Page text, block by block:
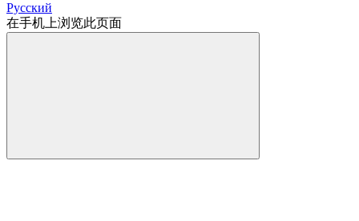
Русский
在手机上浏览此页面